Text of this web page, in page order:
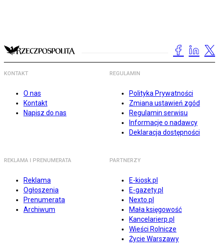
KONTAKT
O nas
Kontakt
Napisz do nas
REGULAMIN
Polityka Prywatności
Zmiana ustawień zgód
Regulamin serwisu
Informacje o nadawcy
Deklaracja dostępności
REKLAMA I PRENUMERATA
Reklama
Ogłoszenia
Prenumerata
Archiwum
PARTNERZY
E-kiosk.pl
E-gazety.pl
Nexto.pl
Mała księgowość
Kancelarierp.pl
Wieści Rolnicze
Życie Warszawy